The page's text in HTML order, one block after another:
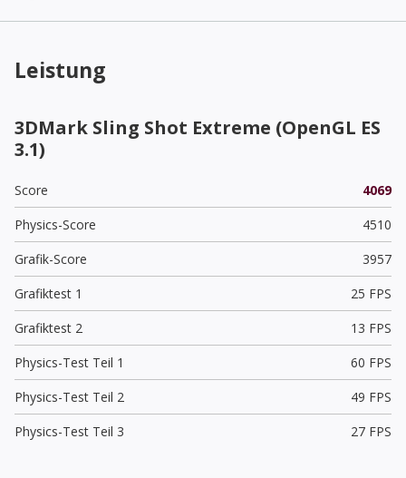
Leistung
3DMark Sling Shot Extreme (OpenGL ES
3.1)
Score
4069
Physics-Score
4510
Grafik-Score
3957
Grafiktest 1
25 FPS
Grafiktest 2
13 FPS
Physics-Test Teil 1
60 FPS
Physics-Test Teil 2
49 FPS
Physics-Test Teil 3
27 FPS